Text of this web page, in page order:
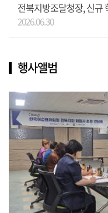
전북지방조달청장, 신규
2026.06.30
행사앨범